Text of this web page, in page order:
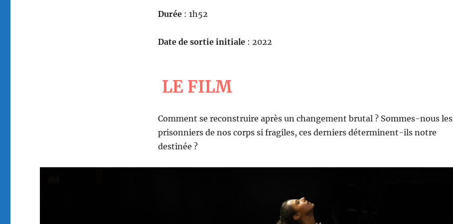
Durée: 1h52
Date de sortie initiale: 2022
LE FILM
Comment se reconstruire après un changement brutal ? Sommes-nous les
prisonniers de nos corps si fragiles, ces derniers déterminent-ils notre
destinée ?